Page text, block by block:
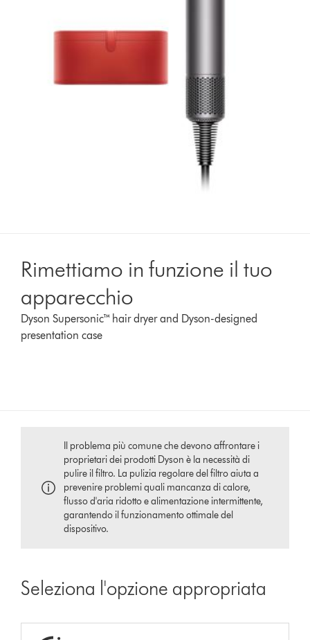
Rimettiamo in funzione il tuo
apparecchio
Dyson Supersonic™ hair dryer and Dyson-designed
presentation case
Il problema più comune che devono affrontare i
proprietari dei prodotti Dyson è la necessità di
pulire il filtro. La pulizia regolare del filtro aiuta a
prevenire problemi quali mancanza di calore,
flusso d'aria ridotto e alimentazione intermittente,
garantendo il funzionamento ottimale del
dispositivo.
Seleziona l'opzione appropriata